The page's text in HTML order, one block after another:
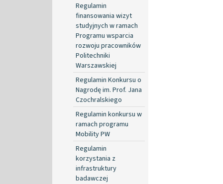
Regulamin
finansowania wizyt
studyjnych w ramach
Programu wsparcia
rozwoju pracowników
Politechniki
Warszawskiej
Regulamin Konkursu o
Nagrodę im. Prof. Jana
Czochralskiego
Regulamin konkursu w
ramach programu
Mobility PW
Regulamin
korzystania z
infrastruktury
badawczej